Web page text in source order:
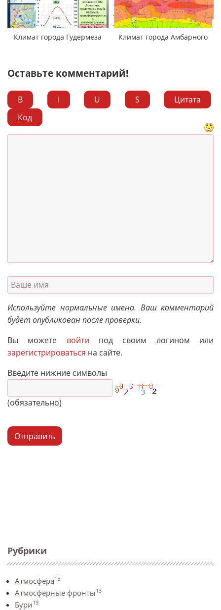
Рубрики
Атмосфера15
Атмосферные фронты13
Бури19
Климат города Гудермеза Климат города Амбарного
Оставьте комментарий!
B I U S
Цитата
Код
Используйте нормальные имена. Ваш комментарий
будет опубликован после проверки.
Вы можете войти под своим логином или
зарегистрироваться на сайте.
Введите нижние символы
(обязательно)
Отправить